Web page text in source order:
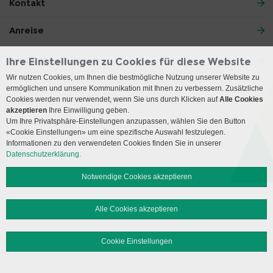
Kontakt
Anreise
Social Media
Impressum Disclaimer Datenschutz Sitemap
© 2026 Insel Gruppe AG
Ihre Einstellungen zu Cookies für diese Website
Wir nutzen Cookies, um Ihnen die bestmögliche Nutzung unserer Website zu
ermöglichen und unsere Kommunikation mit Ihnen zu verbessern. Zusätzliche
Cookies werden nur verwendet, wenn Sie uns durch Klicken aufAlle Cookies
akzeptieren Ihre Einwilligung geben.
Um Ihre Privatsphäre-Einstellungen anzupassen, wählen Sie den Button
«Cookie Einstellungen» um eine spezifische Auswahl festzulegen.
Informationen zu den verwendeten Cookies finden Sie in unserer
Datenschutzerklärung.
Notwendige Cookies akzeptieren
Alle Cookies akzeptieren
Cookie Einstellungen